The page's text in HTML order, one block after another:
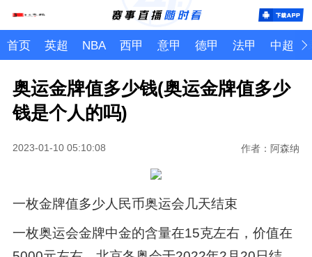
首页 英超 NBA 西甲 意甲 德甲 法甲 中超
奥运金牌值多少钱(奥运金牌值多少
钱是个人的吗)
2023-01-10 05:10:08 作者：阿森纳
一枚金牌值多少人民币奥运会几天结束
一枚奥运会金牌中金的含量在15克左右，价值在